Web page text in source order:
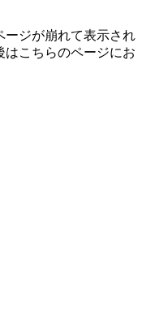
ジが崩れて表示され
はこちらのページにお